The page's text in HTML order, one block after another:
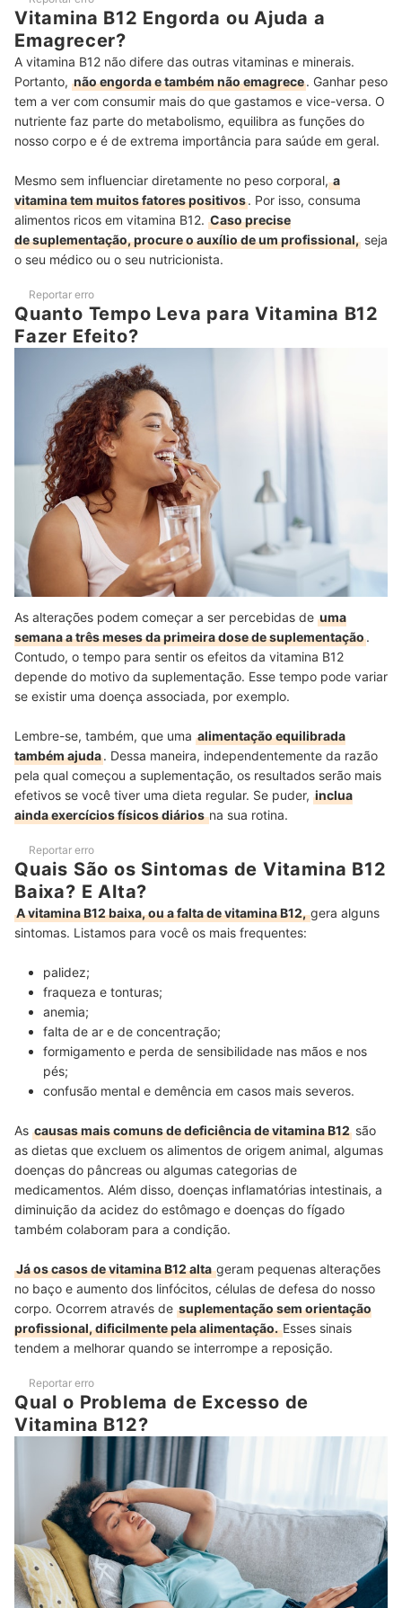
Vitamina B12 Engorda ou Ajuda a
Emagrecer?
A vitamina B12 não difere das outras vitaminas e minerais.
Portanto, não engorda e também não emagrece. Ganhar peso
tem a ver com consumir mais do que gastamos e vice-versa. O
nutriente faz parte do metabolismo, equilibra as funções do
nosso corpo e é de extrema importância para saúde em geral.
Mesmo sem influenciar diretamente no peso corporal,a
vitamina tem muitos fatores positivos. Por isso, consuma
alimentos ricos em vitamina B12. Caso precise
de suplementação, procure o auxílio de um profissional, seja
o seu médico ou o seu nutricionista.
Reportar erro
Quanto Tempo Leva para Vitamina B12
Fazer Efeito?
As alterações podem começar a ser percebidas de uma
semana a três meses da primeira dose de suplementação.
Contudo, o tempo para sentir os efeitos da vitamina B12
depende do motivo da suplementação. Esse tempo pode variar
se existir uma doença associada, por exemplo.
Lembre-se, também, que uma alimentação equilibrada
também ajuda. Dessa maneira, independentemente da razão
pela qual começou a suplementação, os resultados serão mais
efetivos se você tiver uma dieta regular. Se puder, inclua
ainda exercícios físicos diáriosna sua rotina.
Reportar erro
Quais São os Sintomas de Vitamina B12
Baixa? E Alta?
A vitamina B12 baixa, ou a falta de vitamina B12,gera alguns
sintomas. Listamos para você os mais frequentes:
palidez;
fraqueza e tonturas;
anemia;
falta de ar e de concentração;
formigamento e perda de sensibilidade nas mãos e nos
pés;
confusão mental e demência em casos mais severos.
As causas mais comuns de deficiência de vitamina B12 são
as dietas que excluem os alimentos de origem animal, algumas
doenças do pâncreas ou algumas categorias de
medicamentos. Além disso, doenças inflamatórias intestinais, a
diminuição da acidez do estômago e doenças do fígado
também colaboram para a condição.
Já os casos de vitamina B12 altageram pequenas alterações
no baço e aumento dos linfócitos, células de defesa do nosso
corpo. Ocorrem através de suplementação sem orientação
profissional, dificilmente pela alimentação.Esses sinais
tendem a melhorar quando se interrompe a reposição.
Reportar erro
Qual o Problema de Excesso de
Vitamina B12?